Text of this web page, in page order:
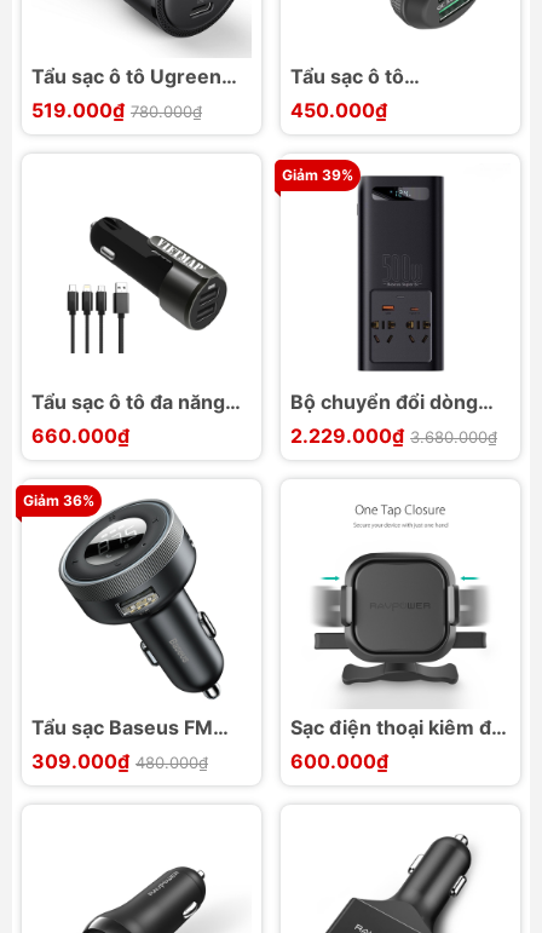
Tẩu sạc ô tô Ugreen
CD239 3 cổng 2C1A
519.000₫ 780.000₫
Tẩu sạc ô tô
RAVPower 40W hỗ trợ
iSmart 2.0 và Quick
Charge 3.0 (RP-
VC007)
450.000₫
Tẩu sạc ô tô đa năng
Vietmap VM31
660.000₫
Giảm 39%
Bộ chuyển đổi dòng
điện ô tô Baseus Super
Si Power Inverter
500W (220V CN/EU)
2.229.000₫ 3.680.000₫
Giảm 36%
Tẩu sạc Baseus FM
Transmitter Wireless
5.0 Modulator Adapter
3.4A
309.000₫ 480.000₫
Sạc điện thoại kiêm đế
giữ ô tô RAVPower 5W
RP-SH008
600.000₫